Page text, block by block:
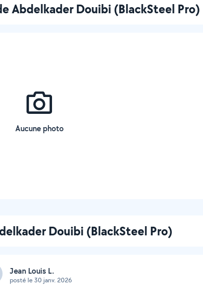
Abdelkader Douibi (BlackSteel Pro)
Aucune photo
Douibi (BlackSteel Pro)
Jean Louis L.
posté le 30 janv. 2026